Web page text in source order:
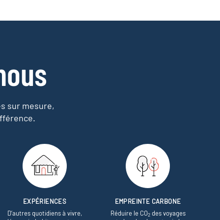
sur mesure,
EXPÉRIENCES
D’autres quotidiens à vivre,
EMPREINTE CARBONE
Réduire le CO2des voyages